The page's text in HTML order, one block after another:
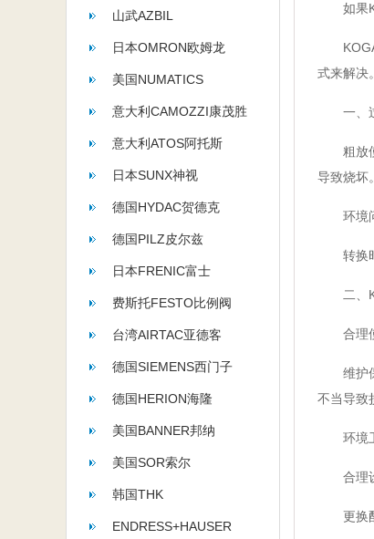
飞利
山武AZBIL
日本OMRON欧姆龙
美国NUMATICS
意大利CAMOZZI康茂胜
意大利ATOS阿托斯
日本SUNX神视
德国HYDAC贺德克
德国PILZ皮尔兹
日本FRENIC富士
费斯托FESTO比例阀
台湾AIRTAC亚德客
德国SIEMENS西门子
德国HERION海隆
美国BANNER邦纳
美国SOR索尔
韩国THK
ENDRESS+HAUSER
如果
式来解决
一、过
粗放使
导致烧坏。
环境问
转换时
二、
合理使
维护保
不当导致
环境卫
合理设
更换配